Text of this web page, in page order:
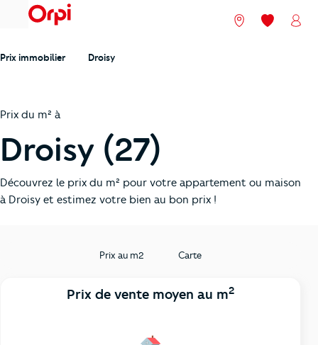
menu Nos agences
Mes
Prix immobilier Droisy
Prix du m² à
Droisy (27)
Découvrez le prix du m² pour votre appartement ou maison
à Droisy et estimez votre bien au bon prix !
Prix au m2 Carte
Prix de vente moyen au m2